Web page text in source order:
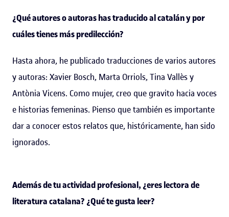
¿Qué autores o autoras has traducido al catalán y por
cuáles tienes más predilección?
Hasta ahora, he publicado traducciones de varios autores
y autoras: Xavier Bosch, Marta Orriols, Tina Vallès y
Antònia Vicens. Como mujer, creo que gravito hacia voces
e historias femeninas. Pienso que también es importante
dar a conocer estos relatos que, históricamente, han sido
ignorados.
Además de tu actividad profesional, ¿eres lectora de
literatura catalana? ¿Qué te gusta leer?